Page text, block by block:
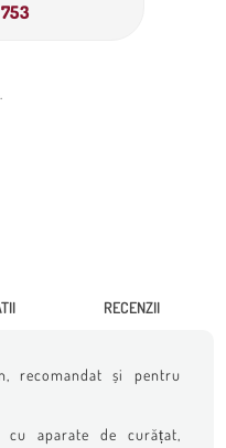
RECENZII
recomandat și pentru
aparate de curățat,